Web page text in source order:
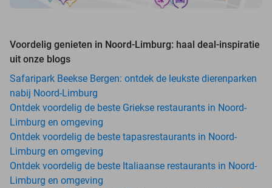
Voordelig genieten in Noord-Limburg: haal deal-inspiratie
uit onze blogs
Safaripark Beekse Bergen: ontdek de leukste dierenparken
nabij Noord-Limburg
Ontdek voordelig de beste Griekse restaurants in Noord-
Limburg en omgeving
Ontdek voordelig de beste tapasrestaurants in Noord-
Limburg en omgeving
Ontdek voordelig de beste Italiaanse restaurants in Noord-
Limburg en omgeving